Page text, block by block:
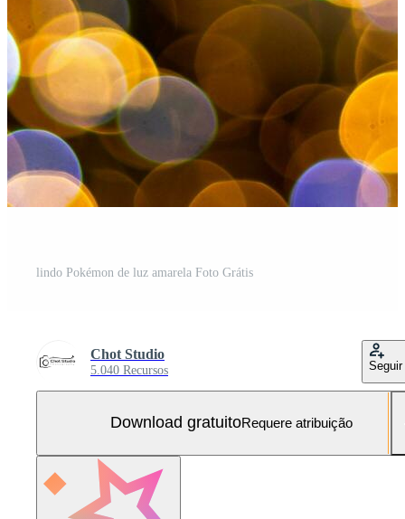
lindo Pokémon de luz amarela Foto Grátis
Chot Studio
5.040 Recursos Seguir
Download gratuitoRequere atribuição